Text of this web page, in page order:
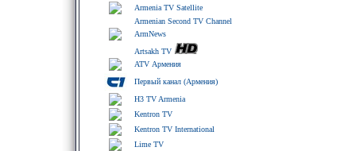
Armenia TV Satellite
Armenian Second TV Channel
ArmNews
Artsakh TV
ATV Армения
Первый канал (Армения)
H3 TV Armenia
Kentron TV
Kentron TV International
Lime TV